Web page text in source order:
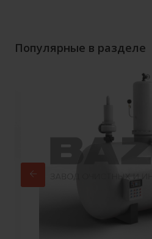
Популярные в разделе